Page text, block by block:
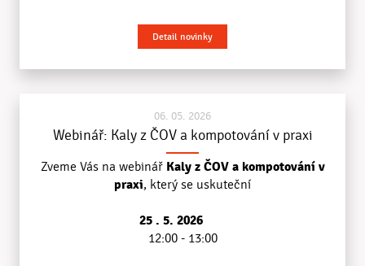
Detail novinky
06. 05. 2026
Webinář: Kaly z ČOV a kompotování v praxi
Zveme Vás na webinář Kaly z ČOV a kompotování v
praxi, který se uskuteční
25 . 5. 2026
12:00 - 13:00